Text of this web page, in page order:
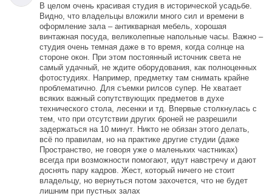
В целом очень красивая студия в исторической усадьбе.
Видно, что владельцы вложили много сил и времени в
оформление зала – антикварная мебель, хорошая
винтажная посуда, великолепные напольные часы. Важно –
студия очень темная даже в то время, когда солнце на
стороне окон. При этом постоянный источник света не
самый удачный, не ждите оборудования, как полноценных
фотостудиях. Например, предметку там снимать крайне
проблематично. Для съемки рилсов супер. Не хватает
всяких важный сопутствующих предметов в духе
технического стола, лесенки и тд. Впервые столкнулась с
тем, что при отсутствии других броней не разрешили
задержаться на 10 минут. Никто не обязан этого делать,
всё по правилам, но на практике другие студии (даже
Пространство, не говоря уже о маленьких частниках)
всегда при возможности помогают, идут навстречу и дают
доснять пару кадров. Жест, который ничего не стоит
владельцу, но вернуться потом захочется, что не будет
лишним при пустных залах